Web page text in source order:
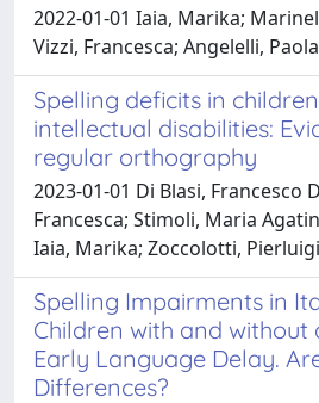
2022-01-01 Iaia, Marika;
Vizzi, Francesca; Angelelli, Paola
Spelling deficits in
intellectual disabilities:
regular orthography
2023-01-01 Di Blasi, Francesco
Francesca; Stimoli, Maria
Iaia, Marika; Zoccolotti,
Spelling Impairments in
Children with and without
Early Language Delay.
Differences?